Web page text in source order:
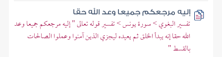
إليه مرجعكم جميعا وعد الله حقا
تفسير البغوي > سورة يونس > تفسير قوله تعالى " إليه مرجعكم جميعا وعد
الله حقا إنه يبدأ الخلق ثم يعيده ليجزي الذين آمنوا وعملوا الصالحات
بالقسط "